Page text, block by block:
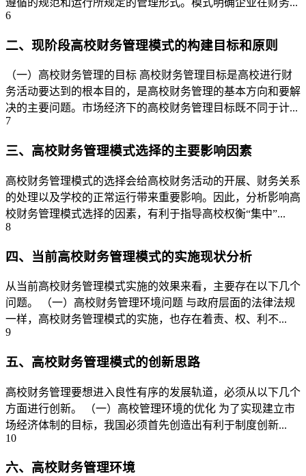
遵循的规范和运行所规定的管理形式。模式明确企业在财务...
6
二、现阶段高校财务管理模式的构建目标和原则
（一）高校财务管理的目标 高校财务管理目标是高校进行财
务活动要达到的根本目的，是高校财务管理的基本方向和要解
决的主要问题。市场经济下的高校财务管理目标既不同于计...
7
三、高校财务管理模式选择的主要影响因素
高校财务管理模式的选择会给高校财务活动的开展、财务关系
的处理以及学校的正常运行带来重要影响。因此，分析影响高
校财务管理模式选择的因素，有利于指导高校权衡“集中”...
8
四、当前高校财务管理模式的实施现状分析
从当前高校财务管理模式实施的效果来看，主要存在以下几个
问题。 （一）高校财务管理环境问题 与政府层面的法律法规
一样，高校财务管理模式的实施，也存在着责、权、利不...
9
五、高校财务管理模式的创新思路
高校财务管理要想进入良性有序的发展轨道，必须从以下几个
方面进行创新。 （一）高校管理环境的优化 为了实现建立市
场经济体制的目标，我国必须首先创造出有利于制度创新...
10
六、高校财务管理环境